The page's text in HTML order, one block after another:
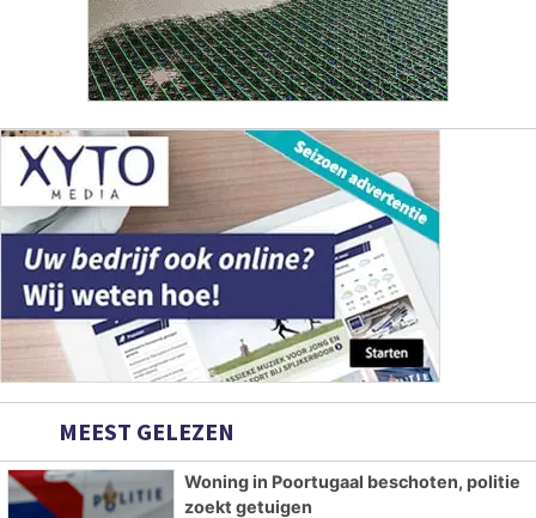
MEEST GELEZEN
Woning in Poortugaal beschoten, politie
zoekt getuigen